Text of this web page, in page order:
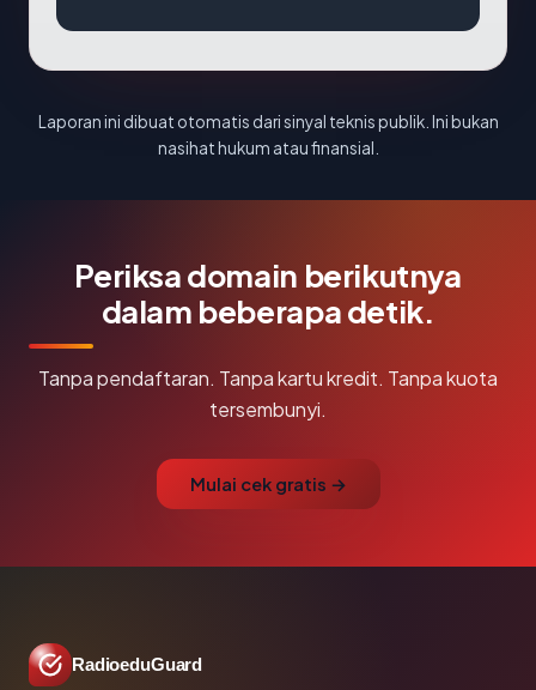
Laporan ini dibuat otomatis dari sinyal teknis publik. Ini bukan
nasihat hukum atau finansial.
Periksa domain berikutnya
dalam beberapa detik.
Tanpa pendaftaran. Tanpa kartu kredit. Tanpa kuota
tersembunyi.
Mulai cek gratis →
RadioeduGuard